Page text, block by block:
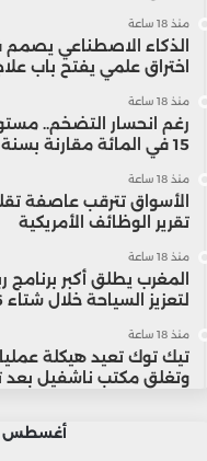
منذ 18 ساعة
الذكاء الاصطناعي
اختراق علمي يفتح باب
منذ 18 ساعة
رغم انحسار التضخم..
15 في المائة مقارنة بسنة 2021
منذ 18 ساعة
الأسواق تترقب عاصفة
تقرير الوظائف الأمريكية
منذ 18 ساعة
المغرب يطلق أكبر برنامج
لتعزيز السياحة خلال شتاء 2026
منذ 18 ساعة
تيك توك تعيد هيكلة
وتغلق مكتب ناشفيل بعد تسريح
أغسطس 2026